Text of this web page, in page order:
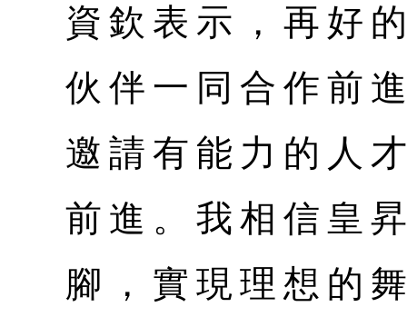
資欽表示，再好
伙伴一同合作前
邀請有能力的人
前進。我相信皇
腳，實現理想的